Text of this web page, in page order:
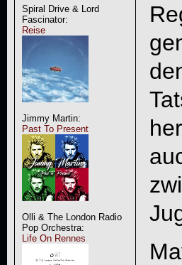
Spiral Drive & Lord
Fascinator:
Reise
Jimmy Martin:
Past To Present
Olli & The London Radio
Pop Orchestra:
Life On Rennes